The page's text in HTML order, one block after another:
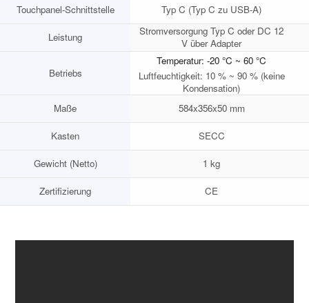
Touchpanel-Schnittstelle Typ C (Typ C zu USB-A)
Leistung
Stromversorgung Typ C oder DC 12
V über Adapter
Betriebs
Temperatur: -20 °C ~ 60 °C
Luftfeuchtigkeit: 10 % ~ 90 % (keine
Kondensation)
Maße
584x356x50 mm
Kasten SECC
Gewicht (Netto) 1 kg
Zertifizierung CE